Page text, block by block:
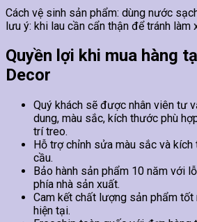
Cách vệ sinh sản phẩm: dùng nước
lưu ý: khi lau cần cẩn thận để tránh làm
Quyền lợi khi mua hàng
Decor
Quý khách sẽ được nhân viên tư
dung, màu sắc, kích thước phù
trí treo.
Hỗ trợ chỉnh sửa màu sắc và
cầu.
Bảo hành sản phẩm 10 năm với
phía nhà sản xuất.
Cam kết chất lượng sản phẩm
hiện tại.